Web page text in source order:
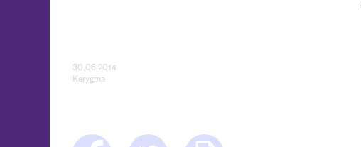
30.06.2014
Kerygma